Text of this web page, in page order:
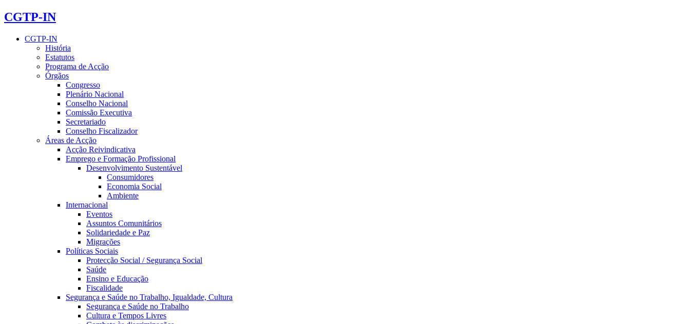
CGTP-IN
CGTP-IN
História
Estatutos
Programa de Acção
Órgãos
Congresso
Plenário Nacional
Conselho Nacional
Comissão Executiva
Secretariado
Conselho Fiscalizador
Áreas de Acção
Acção Reivindicativa
Emprego e Formação Profissional
Desenvolvimento Sustentável
Consumidores
Economia Social
Ambiente
Internacional
Eventos
Assuntos Comunitários
Solidariedade e Paz
Migrações
Políticas Sociais
Protecção Social / Segurança Social
Saúde
Ensino e Educação
Fiscalidade
Segurança e Saúde no Trabalho, Igualdade, Cultura
Segurança e Saúde no Trabalho
Cultura e Tempos Livres